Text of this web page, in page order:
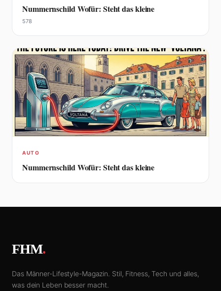
Nummernschild Wofür: Steht das kleine
578
AUTO
Nummernschild Wofür: Steht das kleine
FHM.
Das Männer-Lifestyle-Magazin. Stil, Fitness, Tech und alles,
was dein Leben besser macht.